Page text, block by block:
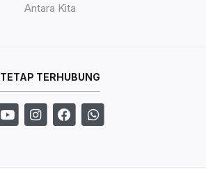
Antara Kita
TETAP TERHUBUNG